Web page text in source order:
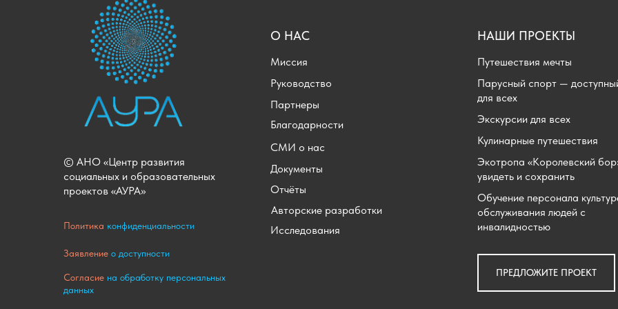
НАШИ ПРОЕКТЫ
Путешествия мечты
ПРЕДЛОЖИТЕ ПРОЕКТ
Парусный спорт —
для всех
Экскурсии для всех
Кулинарные путешествия
Экотропа «Королевский
увидеть и сохранить
Обучение персонала
обслуживания людей с
инвалидностью
О НАС
Миссия
Руководство
Партнеры
Благодарности
СМИ о нас
Документы
© АНО «Центр развития
социальных и образовательных
проектов «АУРА»
Политика конфиденциальности
Заявление о доступности
Отчёты
Авторские разработки
Исследования
Согласие на обработку персональных
данных